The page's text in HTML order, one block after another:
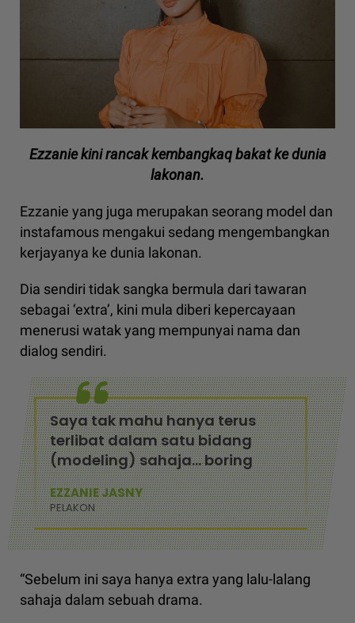
Ezzanie kini rancak kembangkaq bakat ke dunia
lakonan.
Ezzanie yang juga merupakan seorang model dan
instafamous mengakui sedang mengembangkan
kerjayanya ke dunia lakonan.
Dia sendiri tidak sangka bermula dari tawaran
sebagai ‘extra’, kini mula diberi kepercayaan
menerusi watak yang mempunyai nama dan
dialog sendiri.
Saya tak mahu hanya terus
terlibat dalam satu bidang
(modeling) sahaja... boring
EZZANIE JASNY
PELAKON
“Sebelum ini saya hanya extra yang lalu-lalang
sahaja dalam sebuah drama.